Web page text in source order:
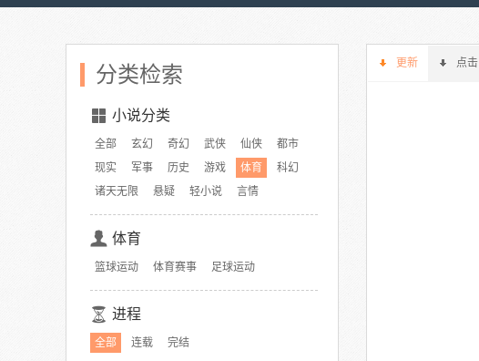
分类检索
小说分类
全部 玄幻 奇幻 武侠 仙侠
都市
现实
军事 历史 游戏 体育
科幻
诸天无限
悬疑 轻小说 言情
体育
篮球运动 体育赛事 足球运动
进程
全部 连载 完结
更新 点击